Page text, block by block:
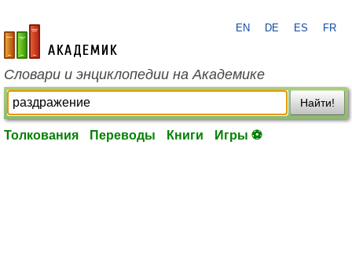
academic.ru
EN DE ES FR
Словари и энциклопедии на Академике
Найти!
Толкования Переводы Книги Игры ⚽